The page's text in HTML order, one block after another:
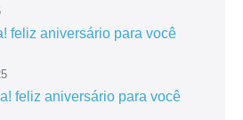
feliz aniversário para você
feliz aniversário para você